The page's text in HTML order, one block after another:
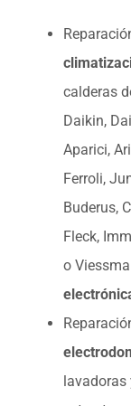
calderas
Daikin,
Aparici,
Ferroli,
Buderus,
Fleck,
o
lavadoras